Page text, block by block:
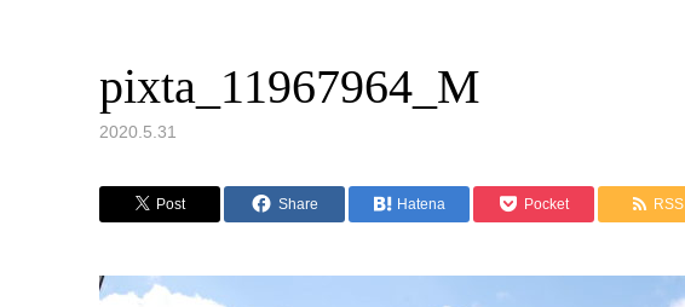
pixta_11967964_M
2020.5.31
Post Share Hatena Pocket RSS